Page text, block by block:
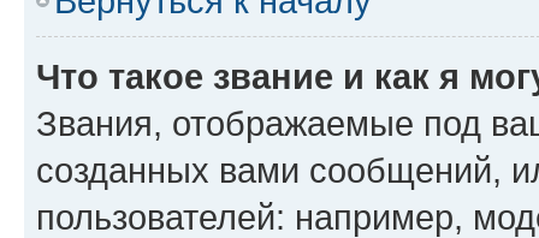
Что такое звание и как я
Звания, отображаемые под
созданных вами сообщений,
пользователей: например,